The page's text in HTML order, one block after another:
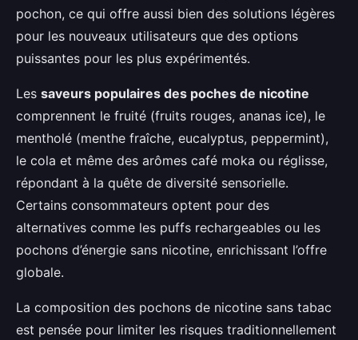
pochon, ce qui offre aussi bien des solutions légères
pour les nouveaux utilisateurs que des options
puissantes pour les plus expérimentés.
Les saveurs populaires des poches de nicotine
comprennent le fruité (fruits rouges, ananas ice), le
mentholé (menthe fraîche, eucalyptus, peppermint),
le cola et même des arômes café moka ou réglisse,
répondant à la quête de diversité sensorielle.
Certains consommateurs optent pour des
alternatives comme les puffs rechargeables ou les
pochons d’énergie sans nicotine, enrichissant l’offre
globale.
La composition des pochons de nicotine sans tabac
est pensée pour limiter les risques traditionnellement